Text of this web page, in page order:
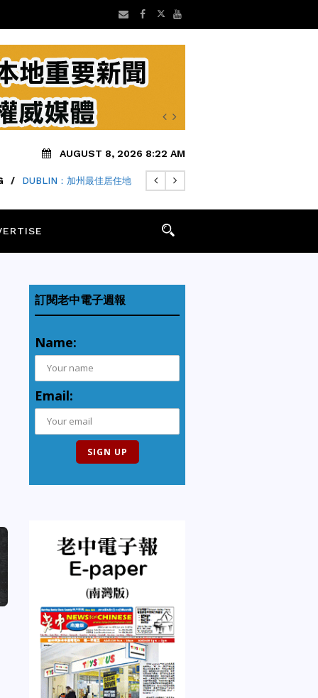
AUGUST 8, 2026 8:22 AM
/ DUBLIN：加州最佳居住地
週五宣佈MYFIRSTEV專案
訂閱老中電子週報
Name:
Email: